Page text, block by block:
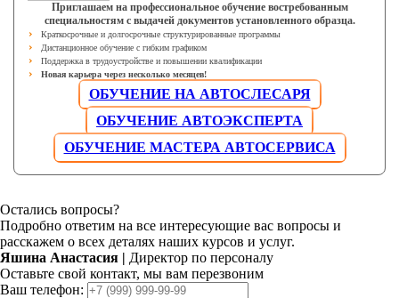
Приглашаем на профессиональное обучение востребованным
специальностям с выдачей документов установленного образца.
Краткосрочные и долгосрочные структурированные программы
Дистанционное обучение с гибким графиком
Поддержка в трудоустройстве и повышении квалификации
Новая карьера через несколько месяцев!
ОБУЧЕНИЕ НА АВТОСЛЕСАРЯ
ОБУЧЕНИЕ АВТОЭКСПЕРТА
ОБУЧЕНИЕ МАСТЕРА АВТОСЕРВИСА
Остались вопросы?
Подробно ответим на все интересующие вас вопросы и
расскажем о всех деталях наших курсов и услуг.
Яшина Анастасия | Директор по персоналу
Оставьте свой контакт, мы вам перезвоним
Ваш телефон: